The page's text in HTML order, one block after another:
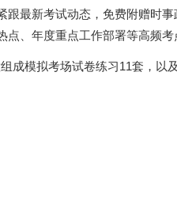
最新考试动态，免费附赠时
、年度重点工作部署等高频考
成模拟考场试卷练习11套，以